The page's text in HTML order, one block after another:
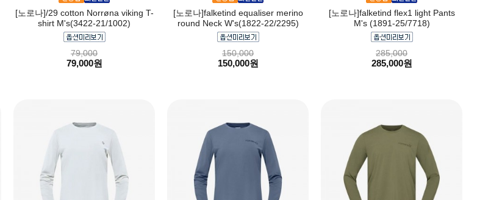
[노로나]/29 cotton Norrøna viking T-
shirt M's(3422-21/1002)
79,000
79,000원
[노로나]falketind equaliser merino
round Neck W's(1822-22/2295)
150,000
150,000원
[노로나]falketind flex1 light Pants
M's (1891-25/7718)
285,000
285,000원